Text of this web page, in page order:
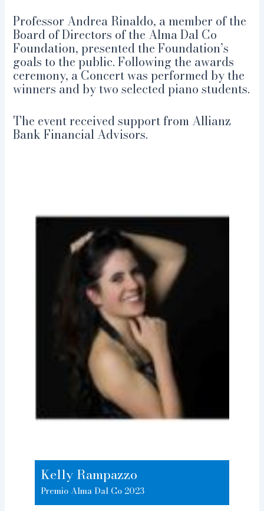
Professor Andrea Rinaldo, a member of the
Board of Directors of the Alma Dal Co
Foundation, presented the Foundation’s
goals to the public. Following the awards
ceremony, a Concert was performed by the
winners and by two selected piano students.
The event received support from Allianz
Bank Financial Advisors.
Kelly Rampazzo
Premio Alma Dal Co 2023